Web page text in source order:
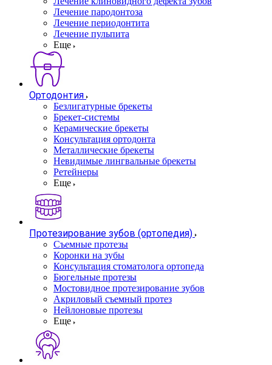
Лечение пародонтоза
Лечение периодонтита
Лечение пульпита
Еще
Ортодонтия
Безлигатурные брекеты
Брекет-системы
Керамические брекеты
Консультация ортодонта
Металлические брекеты
Невидимые лингвальные брекеты
Ретейнеры
Еще
Протезирование зубов (ортопедия)
Съемные протезы
Коронки на зубы
Консультация стоматолога ортопеда
Бюгельные протезы
Мостовидное протезирование зубов
Акриловый съемный протез
Нейлоновые протезы
Еще